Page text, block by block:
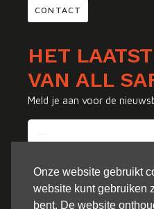
Onze website gebruikt
website kunt gebruiken
bent. De website
CONTACT
HET
VAN ALL
Meld je aan voor de